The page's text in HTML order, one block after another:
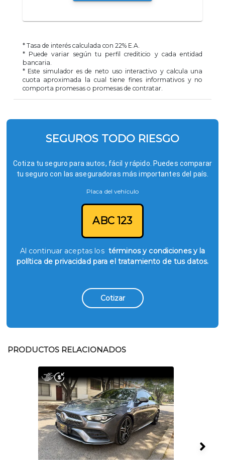
* Tasa de interés calculada con 22% E.A.
* Puede variar según tu perfil crediticio y cada entidad
bancaria.
* Este simulador es de neto uso interactivo y calcula una
cuota aproximada la cual tiene fines informativos y no
comporta promesas o promesas de contratar.
SEGUROS TODO RIESGO
Cotiza tu seguro para autos, fácil y rápido. Puedes comparar
tu seguro con las aseguradoras más importantes del país.
Placa del vehículo
ABC 123
Al continuar aceptas los términos y condiciones y la
política de privacidad para el tratamiento de tus datos.
Cotizar
PRODUCTOS RELACIONADOS